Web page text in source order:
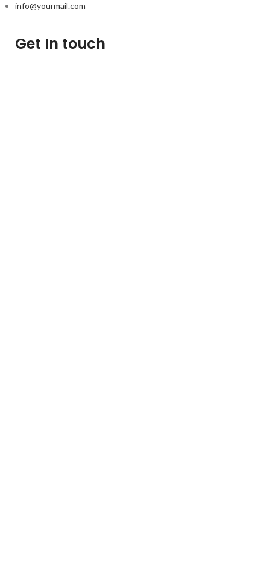
info@yourmail.com
Get In touch